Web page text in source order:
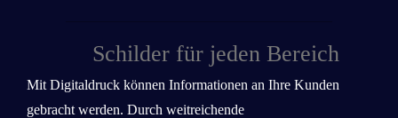
Schilder für jeden Bereich
Mit Digitaldruck können Informationen an Ihre Kunden
gebracht werden. Durch weitreichende